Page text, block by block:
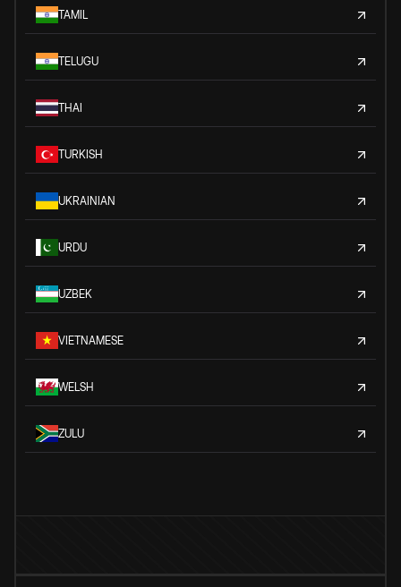
TAMIL
TELUGU
THAI
TURKISH
UKRAINIAN
URDU
UZBEK
VIETNAMESE
WELSH
ZULU